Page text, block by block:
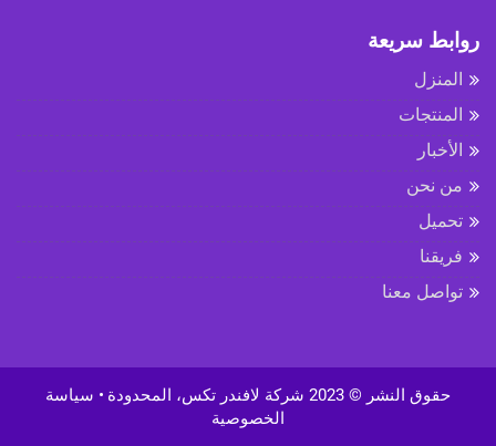
روابط سريعة
المنزل
المنتجات
الأخبار
من نحن
تحميل
فريقنا
تواصل معنا
حقوق النشر © 2023 شركة لافندر تكس، المحدودة
• سياسة
الخصوصية